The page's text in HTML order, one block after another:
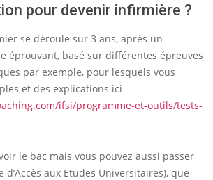
pour devenir infirmière ?
se déroule sur 3 ans, après un
éprouvant, basé sur différentes épreuves
par exemple, pour lesquels vous
et des explications ici
ifsi/programme-et-outils/tests-
le bac mais vous pouvez aussi passer
d’Accès aux Etudes Universitaires), que